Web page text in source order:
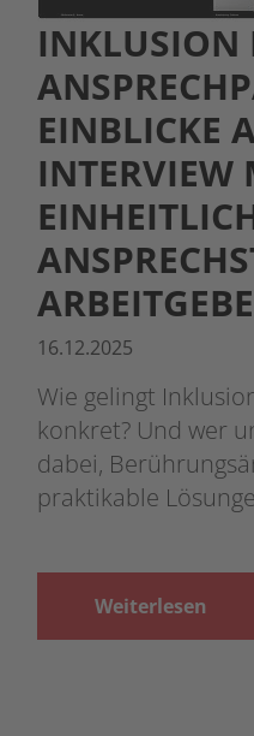
INKLUSION
EINBLICKE
INTERVIEW
16.12.2025
Wie gelingt
konkret? Und wer
dabei,
praktikable
Weiterlesen